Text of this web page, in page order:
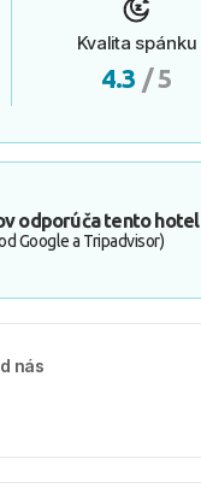
Kvalita spánku
4.3 / 5
odporúča tento hotel
Google a Tripadvisor)
nás